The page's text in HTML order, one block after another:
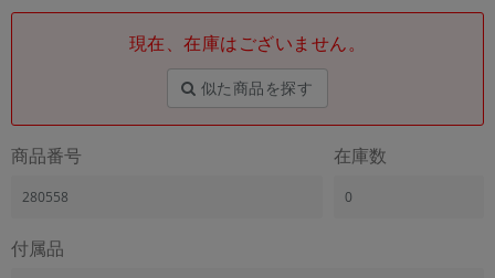
現在、在庫はございません。
似た商品を探す
商品番号
280558
在庫数
0
付属品
「スマートフォン」「タブレット」など
メーカー
「Apple」「SONY」「SHARP」など
機能・特徴